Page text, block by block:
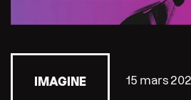
IMAGINE 15 mars